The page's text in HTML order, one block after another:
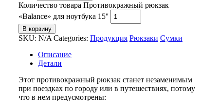
Количество товара Противокражный рюкзак
«Balance» для ноутбука 15''
В корзину
SKU: N/A Categories: Продукция Рюкзаки Сумки
Описание
Детали
Этот противокражный рюкзак станет незаменимым
при поездках по городу или в путешествиях, потому
что в нем предусмотрены: